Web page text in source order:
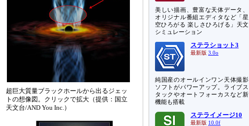
超巨大質量ブラックホールから出るジェッ
トの想像図。クリックで拡大（提供：国立
天文台/AND You Inc.）
美しい描画、豊富な天体データ、
オリジナル番組エディタなど「星
空ひろがる 楽しさひろげる」天文
シミュレーション
ステラショット3
最新版 3.0o
純国産のオールインワン天体撮影
ソフトがパワーアップ。ライブス
タックやオートフォーカスなど新
機能も搭載
ステライメージ10
最新版 10.0f